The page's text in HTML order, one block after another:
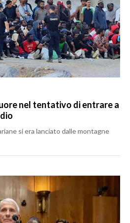
nel tentativo di entrare a
si era lanciato dalle montagne